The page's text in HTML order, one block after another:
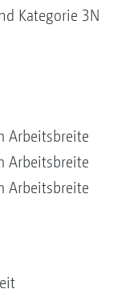
Kategorie 3N
Arbeitsbreite
Arbeitsbreite
Arbeitsbreite